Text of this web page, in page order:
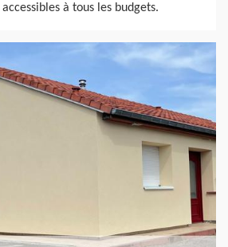
à tous les budgets.